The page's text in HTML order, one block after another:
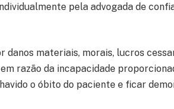
pela advogada de
danos materiais, morais, lucros
razão da incapacidade
o óbito do paciente e ficar